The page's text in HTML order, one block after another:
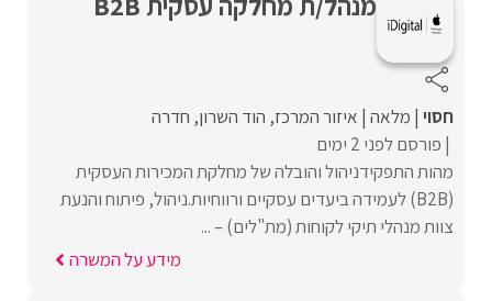
חסוי מלאה איזור המרכז הוד השרון חדרה
פורסם לפני 2 ימים
מהות התפקידניהול והובלה של מחלקת המכירות העסקית
(B2B) לעמידה ביעדים עסקיים ורווחיות.ניהול, פיתוח והנעת
צוות מנהלי תיקי לקוחות (מת"לים) – ...
מידע על המשרה